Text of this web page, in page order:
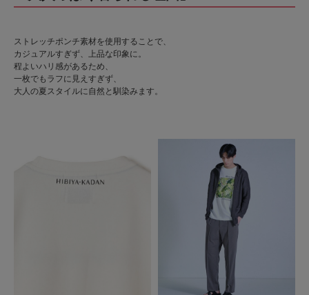
ストレッチポンチ素材を使用することで、
カジュアルすぎず、上品な印象に。
程よいハリ感があるため、
一枚でもラフに見えすぎず、
大人の夏スタイルに自然と馴染みます。